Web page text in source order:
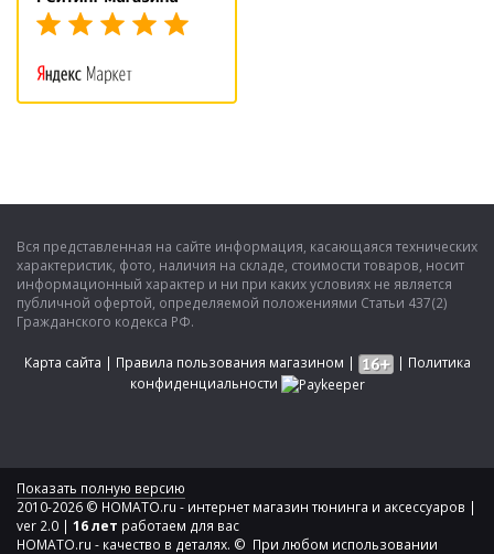
Вся представленная на сайте информация, касающаяся технических
характеристик, фото, наличия на складе, стоимости товаров, носит
информационный характер и ни при каких условиях не является
публичной офертой, определяемой положениями Статьи 437(2)
Гражданского кодекса РФ.
Карта сайта | Правила пользования магазином | | Политика
конфиденциальности
Показать полную версию
2010-2026 © HOMATO.ru - интернет магазин тюнинга и аксессуаров |
ver 2.0 | 16 лет работаем для вас
HOMATO.ru - качество в деталях. © При любом использовании